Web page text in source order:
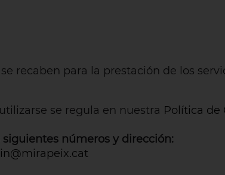
recaben para la prestación de los
se regula en nuestra Política de
números y dirección: